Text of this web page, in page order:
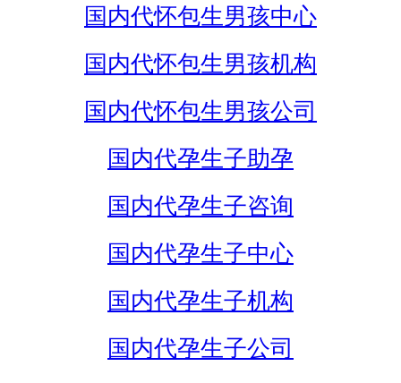
国内代怀包生男孩中心
国内代怀包生男孩机构
国内代怀包生男孩公司
国内代孕生子助孕
国内代孕生子咨询
国内代孕生子中心
国内代孕生子机构
国内代孕生子公司